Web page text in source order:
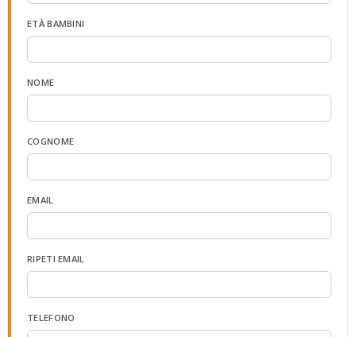
ETÀ BAMBINI
NOME
COGNOME
EMAIL
RIPETI EMAIL
TELEFONO